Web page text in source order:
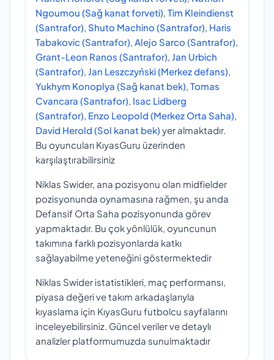
Ngoumou (Sağ kanat forveti), Tim Kleindienst
(Santrafor), Shuto Machino (Santrafor), Haris
Tabakovic (Santrafor), Alejo Sarco (Santrafor),
Grant-Leon Ranos (Santrafor), Jan Urbich
(Santrafor), Jan Leszczyński (Merkez defans),
Yukhym Konoplya (Sağ kanat bek), Tomas
Cvancara (Santrafor), Isac Lidberg
(Santrafor), Enzo Leopold (Merkez Orta Saha),
David Herold (Sol kanat bek) yer almaktadır.
Bu oyuncuları KıyasGuru üzerinden
karşılaştırabilirsiniz
Niklas Swider, ana pozisyonu olan midfielder
pozisyonunda oynamasına rağmen, şu anda
Defansif Orta Saha pozisyonunda görev
yapmaktadır. Bu çok yönlülük, oyuncunun
takımına farklı pozisyonlarda katkı
sağlayabilme yeteneğini göstermektedir
Niklas Swider istatistikleri, maç performansı,
piyasa değeri ve takım arkadaşlarıyla
kıyaslama için KıyasGuru futbolcu sayfalarını
inceleyebilirsiniz. Güncel veriler ve detaylı
analizler platformumuzda sunulmaktadır